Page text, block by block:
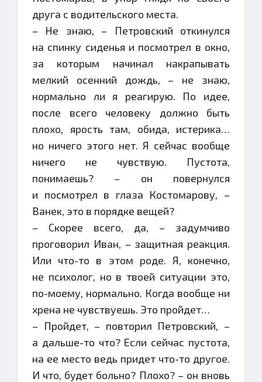
друга с водительского места.
– Не знаю, – Петровский откинулся
на спинку сиденья и посмотрел в окно,
за которым начинал накрапывать
мелкий осенний дождь, – не знаю,
нормально ли я реагирую. По идее,
после всего человеку должно быть
плохо, ярость там, обида, истерика…
но ничего этого нет. Я сейчас вообще
ничего не чувствую. Пустота,
понимаешь? – он повернулся
и посмотрел в глаза Костомарову, –
Ванек, это в порядке вещей?
– Скорее всего, да, – задумчиво
проговорил Иван, – защитная реакция.
Или что-то в этом роде. Я, конечно,
не психолог, но в твоей ситуации это,
по-моему, нормально. Когда вообще ни
хрена не чувствуешь. Это пройдет…
– Пройдет, – повторил Петровский, –
а дальше-то что? Если сейчас пустота,
на ее место ведь придет что-то другое.
И что, будет больно? Плохо? – он вновь